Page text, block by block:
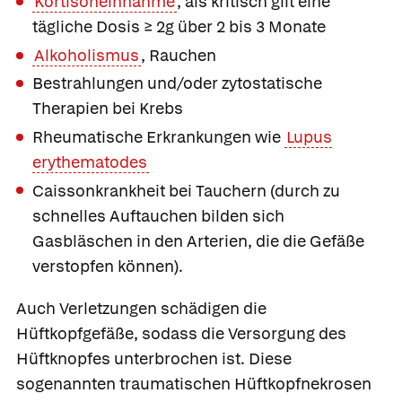
tägliche Dosis ≥ 2g über 2 bis 3 Monate
Alkoholismus, Rauchen
Bestrahlungen und/oder zytostatische
Therapien bei Krebs
Rheumatische Erkrankungen wie Lupus
erythematodes
Caissonkrankheit bei Tauchern (durch zu
schnelles Auftauchen bilden sich
Gasbläschen in den Arterien, die die Gefäße
verstopfen können).
Auch Verletzungen schädigen die
Hüftkopfgefäße, sodass die Versorgung des
Hüftknopfes unterbrochen ist. Diese
sogenannten traumatischen Hüftkopfnekrosen